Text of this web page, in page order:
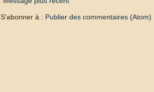
S'abonner à : Publier des commentaires (Atom)